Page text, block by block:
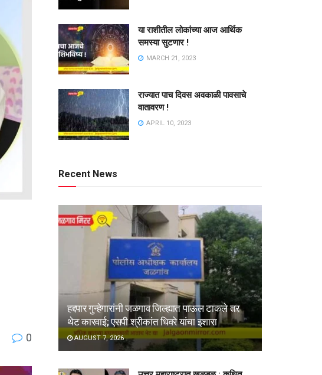
0
या राशीतील लोकांच्या आज आर्थिक
समस्या सुटणार !
MARCH 21, 2023
राज्यात पाच दिवस अवकाळी पावसाचे
वातावरण !
APRIL 10, 2023
Recent News
हद्दपार गुन्हेगारांनी जळगाव जिल्ह्यात पाऊल टाकले तर
थेट कारवाई; एसपी श्रीकांत धिवरे यांचा इशारा
AUGUST 7, 2026